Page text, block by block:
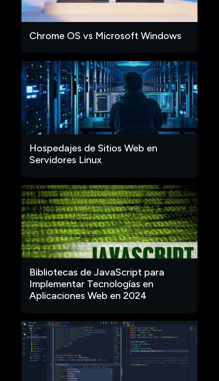
Chrome OS vs Microsoft Windows
Hospedajes de Sitios Web en
Servidores Linux
Bibliotecas de JavaScript para
Implementar Tecnologías en
Aplicaciones Web en 2024